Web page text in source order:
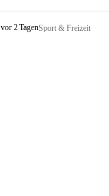
S
vor 2 TagenSport & Freizeit